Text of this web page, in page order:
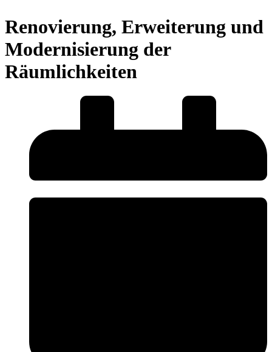
Renovierung, Erweiterung und
Modernisierung der
Räumlichkeiten